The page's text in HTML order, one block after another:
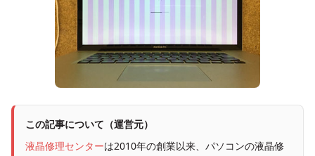
この記事について（運営元）
液晶修理センターは2010年の創業以来、パソコンの液晶修